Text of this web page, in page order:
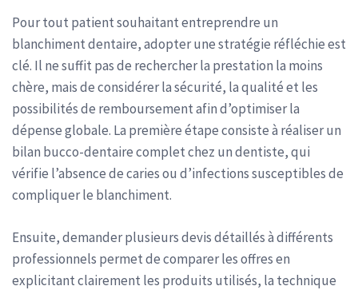
Pour tout patient souhaitant entreprendre un
blanchiment dentaire, adopter une stratégie réfléchie est
clé. Il ne suffit pas de rechercher la prestation la moins
chère, mais de considérer la sécurité, la qualité et les
possibilités de remboursement afin d’optimiser la
dépense globale. La première étape consiste à réaliser un
bilan bucco-dentaire complet chez un dentiste, qui
vérifie l’absence de caries ou d’infections susceptibles de
compliquer le blanchiment.
Ensuite, demander plusieurs devis détaillés à différents
professionnels permet de comparer les offres en
explicitant clairement les produits utilisés, la technique